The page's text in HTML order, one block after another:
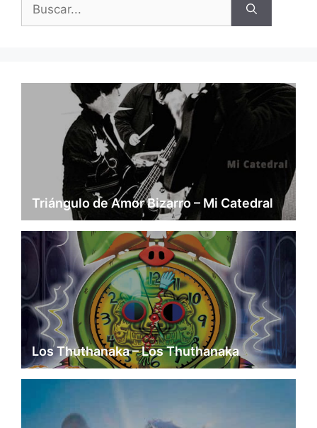
Triángulo de Amor Bizarro – Mi Catedral
Los Thuthanaka – Los Thuthanaka